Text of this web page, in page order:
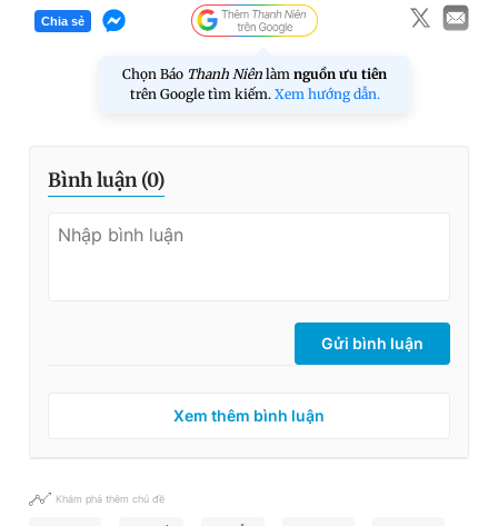
Chia sẻ
Chọn Báo Thanh Niên làm nguồn ưu tiên
trên Google tìm kiếm. Xem hướng dẫn.
Bình luận (0)
Gửi bình luận
Xem thêm bình luận
Khám phá thêm chủ đề